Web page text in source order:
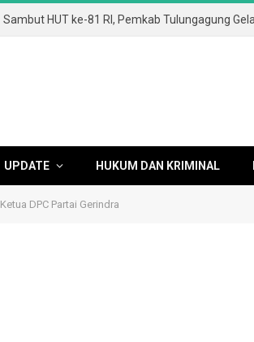
UPDATE HUKUM DAN KRIMINAL
Ketua DPC Partai Gerindra